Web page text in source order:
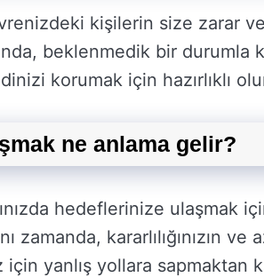
kişilerin size zarar
beklenmedik bir durumla
korumak için hazırlıklı
ne anlama gelir?
hedeflerinize ulaşmak
zamanda, kararlılığınızın ve
yanlış yollara sapmaktan